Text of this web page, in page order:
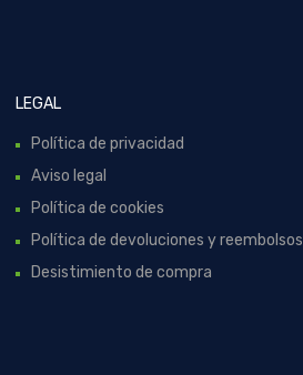
LEGAL
Política de privacidad
Aviso legal
Política de cookies
Política de devoluciones y reembolsos
Desistimiento de compra